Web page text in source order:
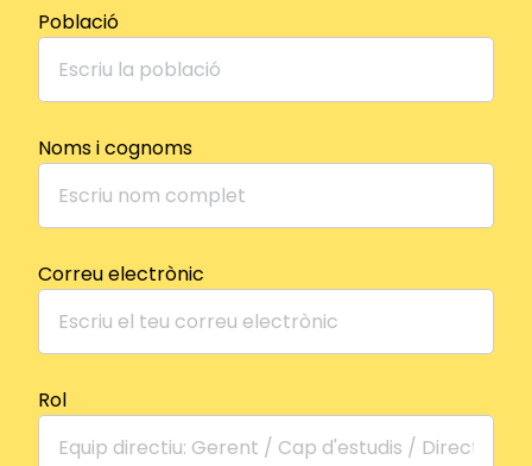
Població
Noms i cognoms
Correu electrònic
Rol